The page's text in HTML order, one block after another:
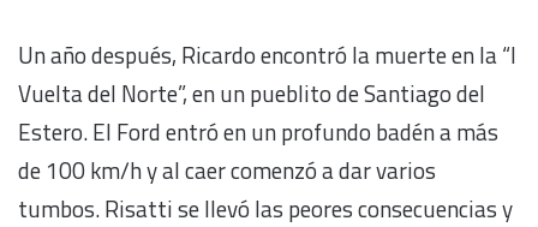
Un año después, Ricardo encontró la muerte en la “I
Vuelta del Norte”, en un pueblito de Santiago del
Estero. El Ford entró en un profundo badén a más
de 100 km/h y al caer comenzó a dar varios
tumbos. Risatti se llevó las peores consecuencias y